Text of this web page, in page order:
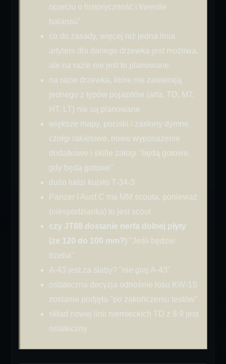
oparciu o historyczność i kwestie
balansu"
co do zasady, więcej niż jedna linia
artylerii dla danego drzewka jest możliwa,
ale na razie nie jest to planowane
na razie drzewka, które nie zawierają
jednego z typów pojazdów (arta, TD, MT,
HT, LT) nie są planowane
większe mapy, pociski i zasłony dymne,
czołgi rakietowe, nowe wyposażenie
dodatkowe i skille załogi "będą gotowe,
gdy będą gotowe"
dużo ludzi kupiło T-34-3
Panzer I Ausf.C ma MM scouta, ponieważ
(niespodzianka) to jest scout
czy JT88 dostanie nerfa dolnej płyty
(ze 120 do 100 mm?) "Jeśli będzie
trzeba"
A-43 jest za słaby? "nie graj A-43"
ostateczna decyzja odnośnie losu KW-1S
zostanie podjęta "po zakończeniu testów"
skład nowej linii niemieckich TD z 8.9 jest
ostateczny